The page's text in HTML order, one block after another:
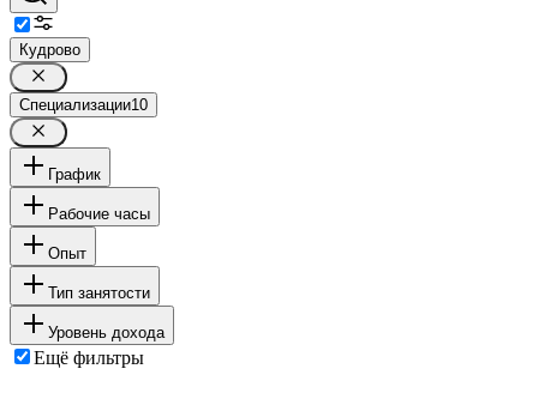
Кудрово
Специализации10
График
Рабочие часы
Опыт
Тип занятости
Уровень дохода
Ещё фильтры